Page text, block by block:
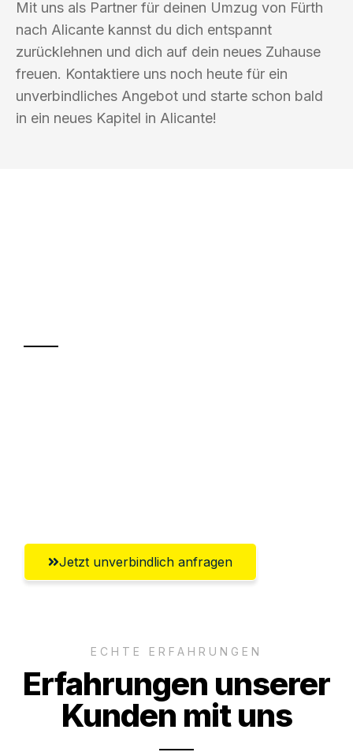
Mit uns als Partner für deinen Umzug von Fürth
nach Alicante kannst du dich entspannt
zurücklehnen und dich auf dein neues Zuhause
freuen. Kontaktiere uns noch heute für ein
unverbindliches Angebot und starte schon bald
in ein neues Kapitel in Alicante!
Jetzt unverbindlich anfragen
ECHTE ERFAHRUNGEN
Erfahrungen unserer
Kunden mit uns